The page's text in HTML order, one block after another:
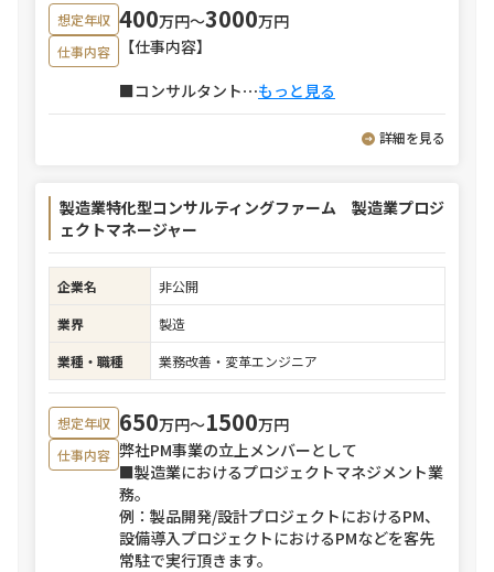
想定年収 400万円〜3000万円
仕事内容
【仕事内容】
■コンサルタント⋯もっと見る
詳細を見る
製造業特化型コンサルティングファーム 製造業プロジ
ェクトマネージャー
企業名
非公開
業界
製造
業種・職種
業務改善・変革エンジニア
想定年収 650万円〜1500万円
仕事内容 弊社PM事業の立上メンバーとして
■製造業におけるプロジェクトマネジメント業
務。
例：製品開発/設計プロジェクトにおけるPM、
設備導入プロジェクトにおけるPMなどを客先
常駐で実行頂きます。